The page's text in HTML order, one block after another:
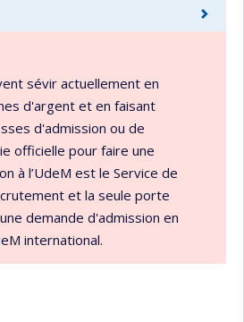
sévir actuellement en
d'argent et en faisant
d'admission ou de
officielle pour faire une
à l’UdeM est le Service de
et la seule porte
demande d'admission en
international.